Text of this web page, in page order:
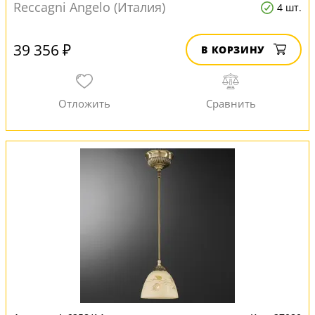
Reccagni Angelo (Италия) 4 шт.
39 356 ₽ В КОРЗИНУ